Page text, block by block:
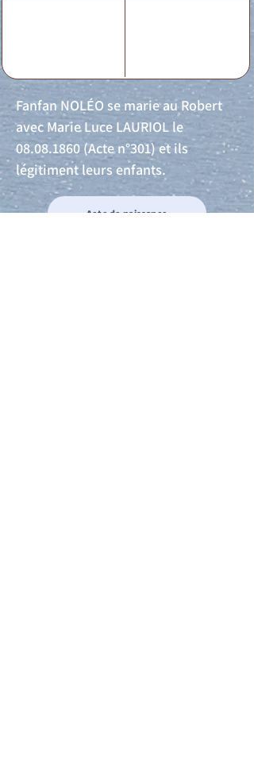
Fanfan NOLÉO se marie au Robert
avec Marie Luce LAURIOL le
08.08.1860 (Acte n°301) et ils
légitiment leurs enfants.
Acte de naissance